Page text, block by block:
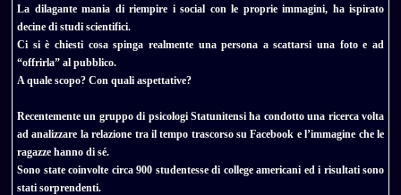
La dilagante mania di riempire i social con le proprie immagini, ha ispirato
decine di studi scientifici.
Ci si è chiesti cosa spinga realmente una persona a scattarsi una foto e ad
“offrirla” al pubblico.
A quale scopo? Con quali aspettative?
Recentemente un gruppo di psicologi Statunitensi ha condotto una ricerca volta
ad analizzare la relazione tra il tempo trascorso su Facebook e l’immagine che le
ragazze hanno di sé.
Sono state coinvolte circa 900 studentesse di college americani ed i risultati sono
stati sorprendenti.